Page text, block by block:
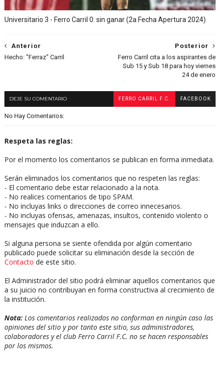
Universitario 3 - Ferro Carril 0: sin ganar (2a Fecha Apertura 2024)
Posterior
Ferro Carril cita a los aspirantes de
Sub 15 y Sub 18 para hoy viernes
24 de enero
Anterior
Hecho: "Ferraz" Carril
DEJE SU COMENTARIO FERRO CARRIL F.C. FACEBOOK
No Hay Comentarios:
Respeta las reglas:
Por el momento los comentarios se publican en forma inmediata.
Serán eliminados los comentarios que no respeten las reglas:
- El comentario debe estar relacionado a la nota.
- No realices comentarios de tipo SPAM.
- No incluyas links o direcciones de correo innecesarios.
- No incluyas ofensas, amenazas, insultos, contenido violento o
mensajes que induzcan a ello.
Si alguna persona se siente ofendida por algún comentario
publicado puede solicitar su eliminación desde la sección de
Contacto de este sitio.
El Administrador del sitio podrá eliminar aquellos comentarios que
a su juicio no contribuyan en forma constructiva al crecimiento de
la institución.
Nota:Los comentarios realizados no conforman en ningún caso las
opiniones del sitio y por tanto este sitio, sus administradores,
colaboradores y el club Ferro Carril F.C. no se hacen responsables
por los mismos.